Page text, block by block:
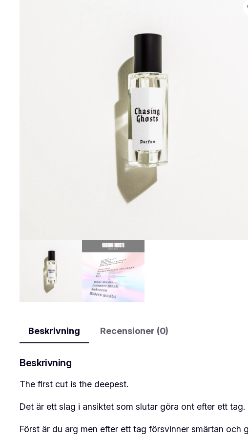
Beskrivning Recensioner (0)
Beskrivning
The first cut is the deepest.
Det är ett slag i ansiktet som slutar göra ont efter ett
Först är du arg men efter ett tag försvinner smärtan och